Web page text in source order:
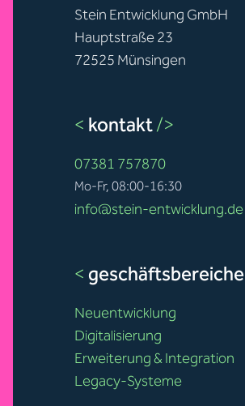
Stein Entwicklung GmbH
Hauptstraße 23
72525 Münsingen
<kontakt/>
07381 757870
Mo-Fr, 08:00-16:30
info@stein-entwicklung.de
<geschäftsbereiche
Neuentwicklung
Digitalisierung
Erweiterung & Integration
Legacy-Systeme